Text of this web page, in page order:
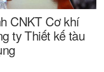
CNKT Cơ khí
ty Thiết kế tàu